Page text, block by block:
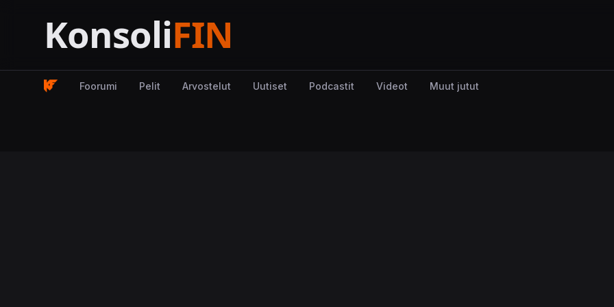
Foorumi Pelit Arvostelut Uutiset Podcastit Videot Muut jutut